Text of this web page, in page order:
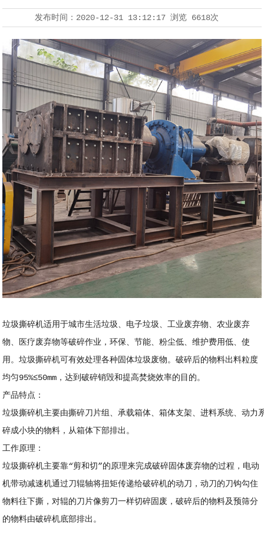
发布时间： 2020-12-31 13:12:17浏览 6618次
垃圾撕碎机适用于城市生活垃圾、电子垃圾、工业废弃物、农业废弃
物、医疗废弃物等破碎作业，环保、节能、粉尘低、维护费用低、使
用。垃圾撕碎机可有效处理各种固体垃圾废物。破碎后的物料出料粒度
均匀95%≤50mm，达到破碎销毁和提高焚烧效率的目的。
产品特点：
垃圾撕碎机主要由撕碎刀片组、承载箱体、箱体支架、进料系统、动
碎成小块的物料，从箱体下部排出。
工作原理：
垃圾撕碎机主要靠“剪和切”的原理来完成破碎固体废弃物的过程，电动
机带动减速机通过刀辊轴将扭矩传递给破碎机的动刀，动刀的刀钩勾住
物料往下撕，对辊的刀片像剪刀一样切碎固废，破碎后的物料及预筛分
的物料由破碎机底部排出。